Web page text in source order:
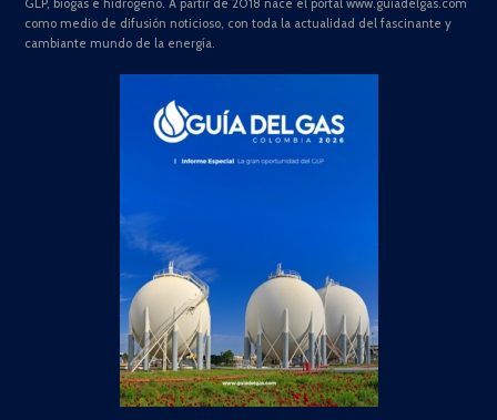
GLP, biogás e hidrógeno. A partir de 2018 nace el portal www.guiadelgas.com
como medio de difusión noticioso, con toda la actualidad del fascinante y
cambiante mundo de la energía.